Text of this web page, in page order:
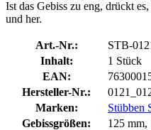
Ist das Gebiss zu eng, drückt
und her.
Art.-Nr.:
STB-
Inhalt:
1 Stück
EAN:
Hersteller-Nr.:
Marken:
Stübben
Gebissgrößen:
125 mm,